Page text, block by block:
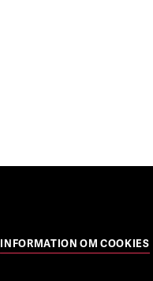
INFORMATION OM COOKIES